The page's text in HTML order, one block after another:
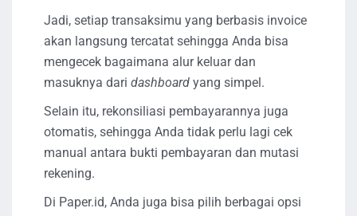
Jadi, setiap transaksimu yang berbasis invoice
akan langsung tercatat sehingga Anda bisa
mengecek bagaimana alur keluar dan
masuknya dari dashboard yang simpel.
Selain itu, rekonsiliasi pembayarannya juga
otomatis, sehingga Anda tidak perlu lagi cek
manual antara bukti pembayaran dan mutasi
rekening.
Di Paper.id, Anda juga bisa pilih berbagai opsi